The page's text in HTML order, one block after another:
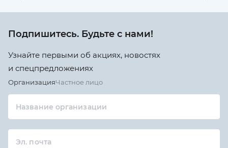
Подпишитесь. Будьте с нами!
Узнайте первыми об акциях, новостях
и спецпредложениях
ОрганизацияЧастное лицо
Название организации
Эл. почта